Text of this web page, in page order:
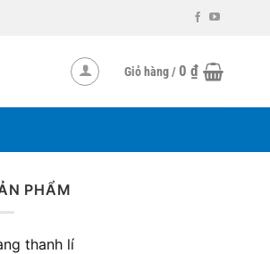
Giỏ hàng /0 ₫
PHẨM
thanh lí